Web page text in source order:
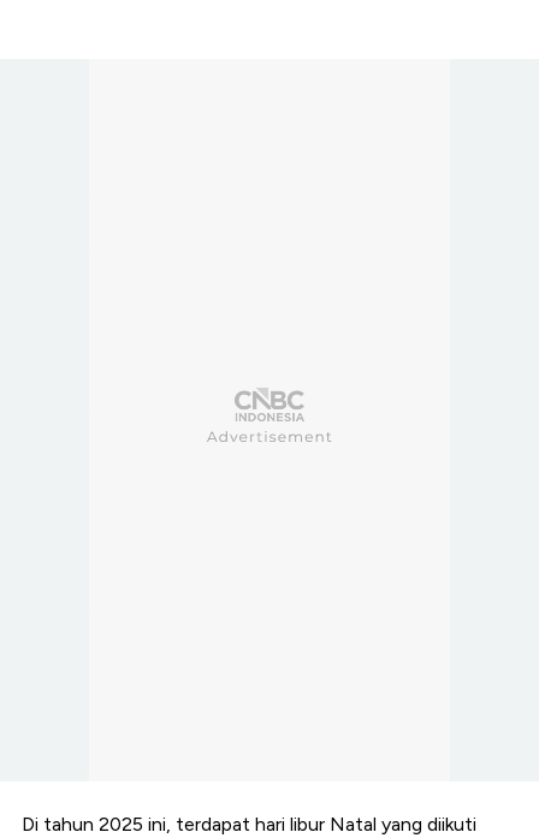
Di tahun 2025 ini, terdapat hari libur Natal yang diikuti